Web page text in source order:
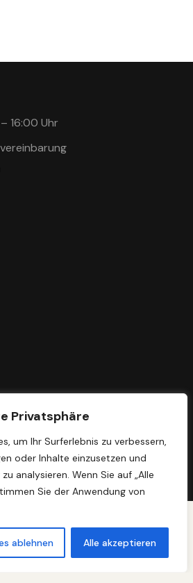
Privatsphäre
um Ihr Surferlebnis zu verbessern,
oder Inhalte einzusetzen und
analysieren. Wenn Sie auf „Alle
Sie der Anwendung von
ablehnen Alle akzeptieren
16:00 Uhr
vorbehalten